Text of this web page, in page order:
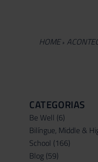
HOME »
CATEGORIAS
Be Well (6)
Bilíngue, Middle &
School (166)
Blog (59)